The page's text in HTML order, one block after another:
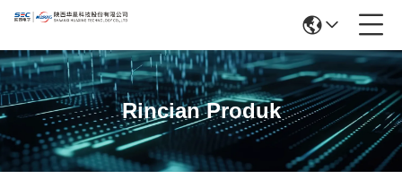
Rincian Produk